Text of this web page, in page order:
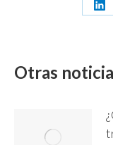
Otras